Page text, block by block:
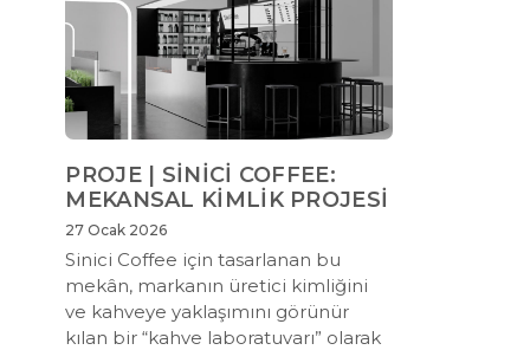
PROJE | SİNİCİ COFFEE:
MEKANSAL KİMLİK PROJESİ
27 Ocak 2026
Sinici Coffee için tasarlanan bu
mekân, markanın üretici kimliğini
ve kahveye yaklaşımını görünür
kılan bir “kahve laboratuvarı” olarak